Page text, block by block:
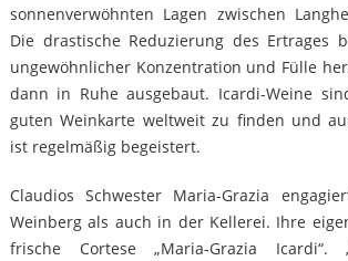
sonnenverwöhnten Lagen zwischen
Die drastische Reduzierung des Ertrages
ungewöhnlicher Konzentration und Fülle
dann in Ruhe ausgebaut. Icardi-Weine
guten Weinkarte weltweit zu finden und
ist regelmäßig begeistert.
Claudios Schwester Maria-Grazia
Weinberg als auch in der Kellerei. Ihre
frische Cortese „Maria-Grazia Icardi“.